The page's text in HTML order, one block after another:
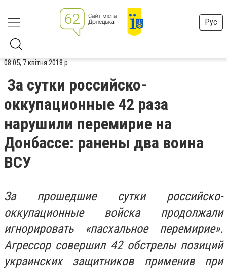
Рус
08:05, 7 квітня 2018 р.
За сутки российско-
оккупационные 42 раза
нарушили перемирие на
Донбассе: ранены два воина
ВСУ
За прошедшие сутки российско-
оккупационные войска продолжали
игнорировать «пасхальное перемирие».
Агрессор совершил 42 обстрелы позиций
украинских защитников применив при